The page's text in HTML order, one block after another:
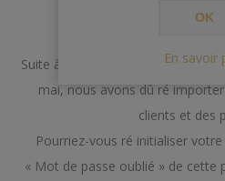
Suite à un incident lors de la
mai, nous avons dû ré
clients et des
Pourriez-vous ré initialiser
« Mot de passe oublié » de cette
OK
En savoir